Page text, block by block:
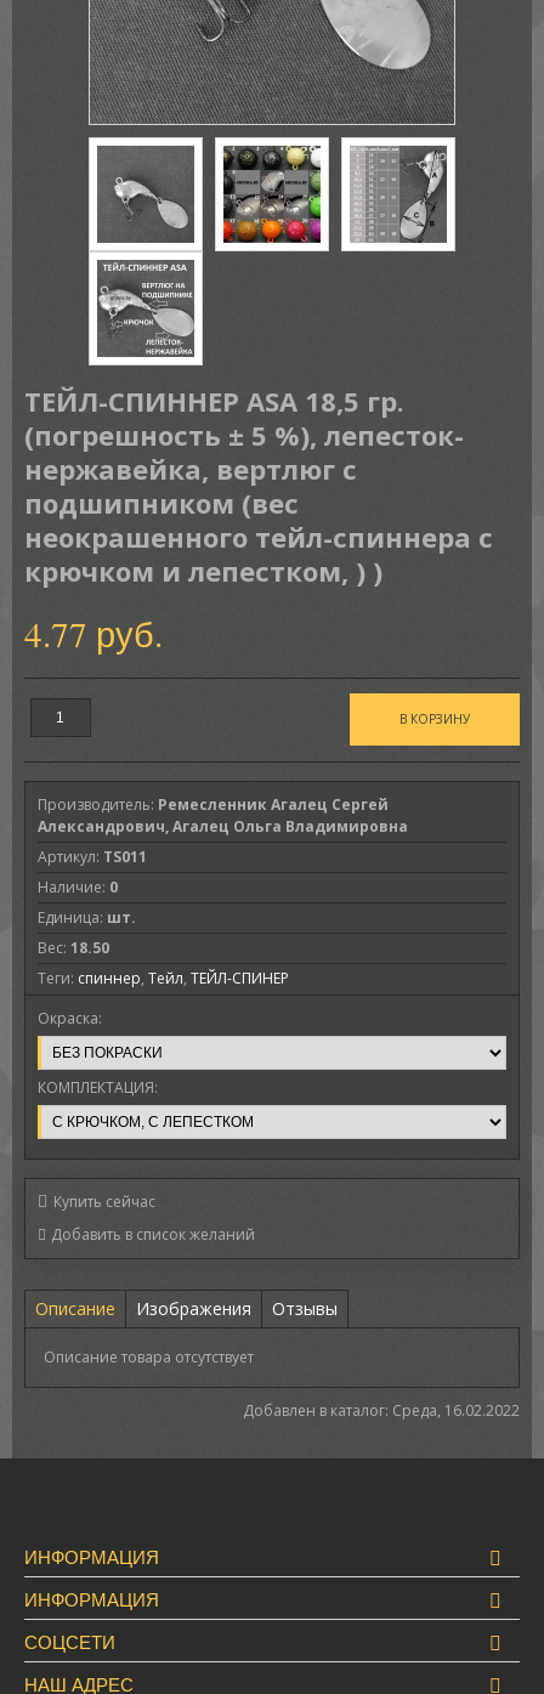
ТЕЙЛ-СПИННЕР ASA 18,5 гр.
(погрешность ± 5 %), лепесток-
нержавейка, вертлюг с
подшипником (вес
неокрашенного тейл-спиннера с
крючком и лепестком, ) )
4.77 руб.
Производитель: Ремесленник Агалец Сергей
Александрович, Агалец Ольга Владимировна
Артикул: TS011
Наличие: 0
Единица: шт.
Вес: 18.50
Теги: спиннер, Тейл, ТЕЙЛ-СПИНЕР
Окраска:
КОМПЛЕКТАЦИЯ:
Купить сейчас
Описание Изображения Отзывы
Описание товара отсутствует
Добавлен в каталог: Среда, 16.02.2022
ИНФОРМАЦИЯ
ИНФОРМАЦИЯ
СОЦСЕТИ
НАШ АДРЕС